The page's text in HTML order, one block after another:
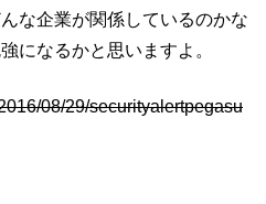
な企業が関係しているのかな
になるかと思いますよ。
08/29/securityalertpegasu